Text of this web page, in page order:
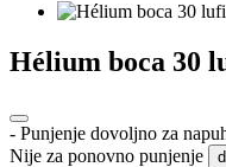
Hélium boca 30
- Punjenje dovoljno za
Nije za ponovno punjenje